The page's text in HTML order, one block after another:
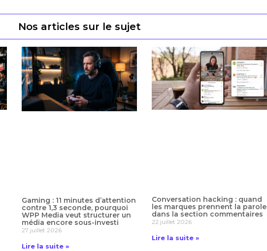
Nos articles sur le sujet
Gaming : 11 minutes d’attention
contre 1,3 seconde, pourquoi
WPP Media veut structurer un
média encore sous-investi
27 juillet 2026
Lire la suite »
Conversation hacking : quand
les marques prennent la parole
dans la section commentaires
22 juillet 2026
Lire la suite »